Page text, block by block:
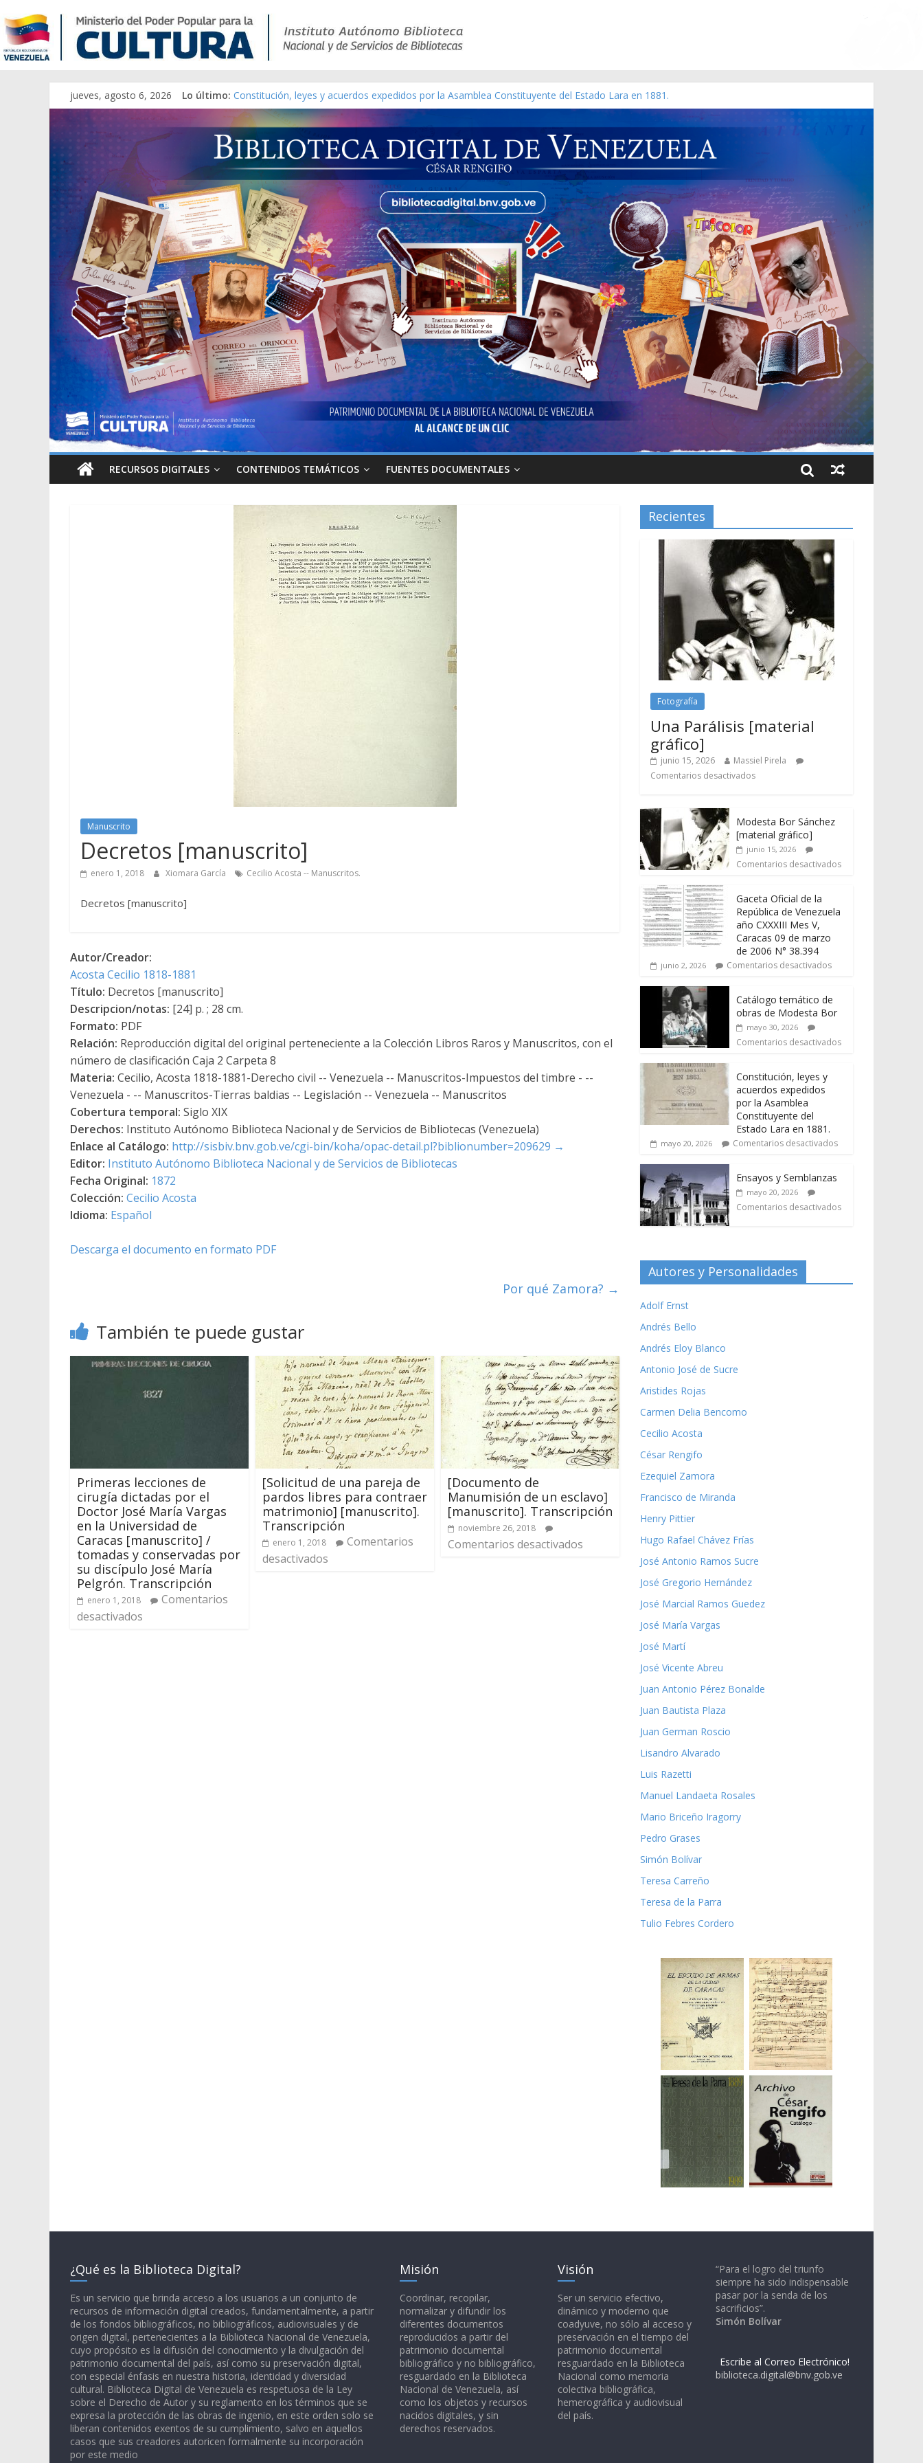
jueves, agosto 6, 2026 Lo último: Constitución, leyes y acuerdos expedidos por la Asamblea Constituyente del Estado Lara en 1881.
Una Parálisis [material gráfico]
Modesta Bor Sánchez [material gráfico]
Gaceta Oficial de la República de Venezuela año CXXXIII Mes V, Caracas 09 de marzo de 2006 N° 38.394
Catálogo temático de obras de Modesta Bor
RECURSOS DIGITALES CONTENIDOS TEMÁTICOS FUENTES DOCUMENTALES
Manuscrito
Decretos [manuscrito]
enero 1, 2018 Xiomara García Cecilio Acosta -- Manuscritos.
Decretos [manuscrito]
Autor/Creador:
Acosta Cecilio 1818-1881
Título: Decretos [manuscrito]
Descripcion/notas: [24] p. ; 28 cm.
Formato: PDF
Relación: Reproducción digital del original perteneciente a la Colección Libros Raros y Manuscritos, con el
número de clasificación Caja 2 Carpeta 8
Materia: Cecilio, Acosta 1818-1881-Derecho civil -- Venezuela -- Manuscritos-Impuestos del timbre - --
Venezuela - -- Manuscritos-Tierras baldias -- Legislación -- Venezuela -- Manuscritos
Cobertura temporal: Siglo XIX
Derechos: Instituto Autónomo Biblioteca Nacional y de Servicios de Bibliotecas (Venezuela)
Enlace al Catálogo: http://sisbiv.bnv.gob.ve/cgi-bin/koha/opac-detail.pl?biblionumber=209629 →
Editor: Instituto Autónomo Biblioteca Nacional y de Servicios de Bibliotecas
Fecha Original: 1872
Colección: Cecilio Acosta
Idioma: Español
Descarga el documento en formato PDF
Por qué Zamora? →
También te puede gustar
Primeras lecciones de
cirugía dictadas por el
Doctor José María Vargas
en la Universidad de
Caracas [manuscrito] /
tomadas y conservadas por
su discípulo José María
Pelgrón. Transcripción
enero 1, 2018
Comentarios
desactivados
[Solicitud de una pareja de
pardos libres para contraer
matrimonio] [manuscrito].
Transcripción
enero 1, 2018
Comentarios
desactivados
[Documento de
Manumisión de un esclavo]
[manuscrito]. Transcripción
noviembre 26, 2018
Comentarios desactivados
Recientes
Fotografía
Una Parálisis [material
gráfico]
junio 15, 2026
Massiel Pirela
Comentarios desactivados
Modesta Bor Sánchez
[material gráfico]
junio 15, 2026
Comentarios desactivados
Gaceta Oficial de la
República de Venezuela
año CXXXIII Mes V,
Caracas 09 de marzo
de 2006 N° 38.394
junio 2, 2026 Comentarios desactivados
Catálogo temático de
obras de Modesta Bor
mayo 30, 2026
Comentarios desactivados
Constitución, leyes y
acuerdos expedidos
por la Asamblea
Constituyente del
Estado Lara en 1881.
mayo 20, 2026 Comentarios desactivados
Ensayos y Semblanzas
mayo 20, 2026
Comentarios desactivados
Autores y Personalidades
Adolf Ernst
Andrés Bello
Andrés Eloy Blanco
Antonio José de Sucre
Aristides Rojas
Carmen Delia Bencomo
Cecilio Acosta
César Rengifo
Ezequiel Zamora
Francisco de Miranda
Henry Pittier
Hugo Rafael Chávez Frías
José Antonio Ramos Sucre
José Gregorio Hernández
José Marcial Ramos Guedez
José María Vargas
José Martí
José Vicente Abreu
Juan Antonio Pérez Bonalde
Juan Bautista Plaza
Juan German Roscio
Lisandro Alvarado
Luis Razetti
Manuel Landaeta Rosales
Mario Briceño Iragorry
Pedro Grases
Simón Bolívar
Teresa Carreño
Teresa de la Parra
Tulio Febres Cordero
¿Qué es la Biblioteca Digital?
Es un servicio que brinda acceso a los usuarios a un conjunto de
recursos de información digital creados, fundamentalmente, a partir
de los fondos bibliográficos, no bibliográficos, audiovisuales y de
origen digital, pertenecientes a la Biblioteca Nacional de Venezuela,
cuyo propósito es la difusión del conocimiento y la divulgación del
patrimonio documental del país, así como su preservación digital,
con especial énfasis en nuestra historia, identidad y diversidad
cultural. Biblioteca Digital de Venezuela es respetuosa de la Ley
sobre el Derecho de Autor y su reglamento en los términos que se
expresa la protección de las obras de ingenio, en este orden solo se
liberan contenidos exentos de su cumplimiento, salvo en aquellos
casos que sus creadores autoricen formalmente su incorporación
por este medio
Misión
Coordinar, recopilar,
normalizar y difundir los
diferentes documentos
reproducidos a partir del
patrimonio documental
bibliográfico y no bibliográfico,
resguardado en la Biblioteca
Nacional de Venezuela, así
como los objetos y recursos
nacidos digitales, y sin
derechos reservados.
Visión
Ser un servicio efectivo,
dinámico y moderno que
coadyuve, no sólo al acceso y
preservación en el tiempo del
patrimonio documental
resguardado en la Biblioteca
Nacional como memoria
colectiva bibliográfica,
hemerográfica y audiovisual
del país.
“Para el logro del triunfo
siempre ha sido indispensable
pasar por la senda de los
sacrificios”.
Simón Bolívar
Escribe al Correo Electrónico!
biblioteca.digital@bnv.gob.ve